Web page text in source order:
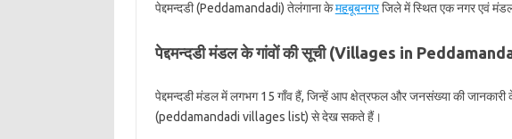
पेद्दमन्दडी (Peddamandadi) तेलंगाना केमहबूबनगरजिले में स्थित एक नगर एवं मंडल
पेद्दमन्दडी मंडल के गांवों की सूची (Villages in
पेद्दमन्दडी मंडल में लगभग 15 गाँव हैं, जिन्हें आप क्षेत्रफल और जनसंख्या की जानकारी
(peddamandadi villages list) से देख सकते हैं।